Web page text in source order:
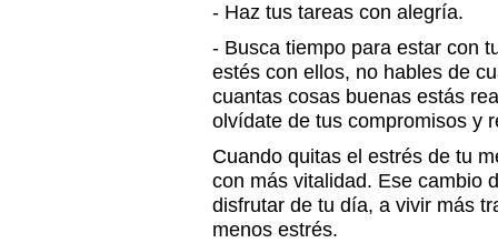
- Haz tus tareas con alegría.
- Busca tiempo para estar con
estés con ellos, no hables de
cuantas cosas buenas estás
olvídate de tus compromisos y
Cuando quitas el estrés de tu
con más vitalidad. Ese cambio
disfrutar de tu día, a vivir más
menos estrés.